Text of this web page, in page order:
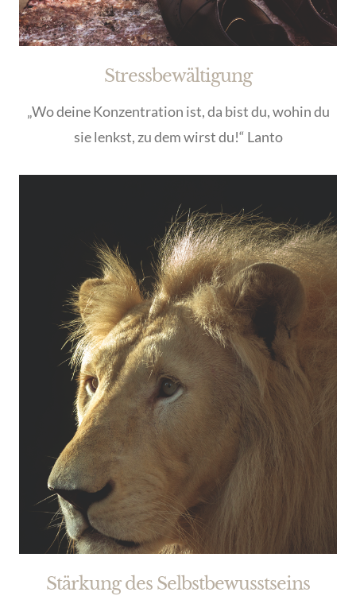
Stressbewältigung
„Wo deine Konzentration ist, da bist du, wohin du
sie lenkst, zu dem wirst du!“ Lanto
Stärkung des Selbstbewusstseins